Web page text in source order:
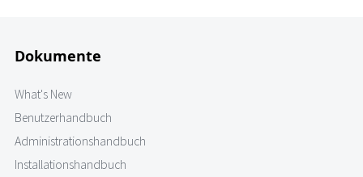
Dokumente
What's New
Benutzerhandbuch
Administrationshandbuch
Installationshandbuch